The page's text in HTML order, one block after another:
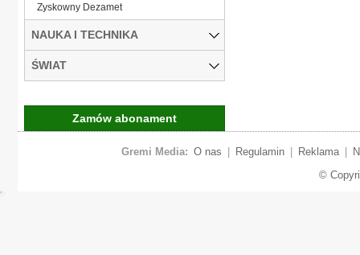
Zyskowny Dezamet
NAUKA I TECHNIKA
ŚWIAT
Zamów abonament
Gremi Media: O nas Regulamin Reklama
©